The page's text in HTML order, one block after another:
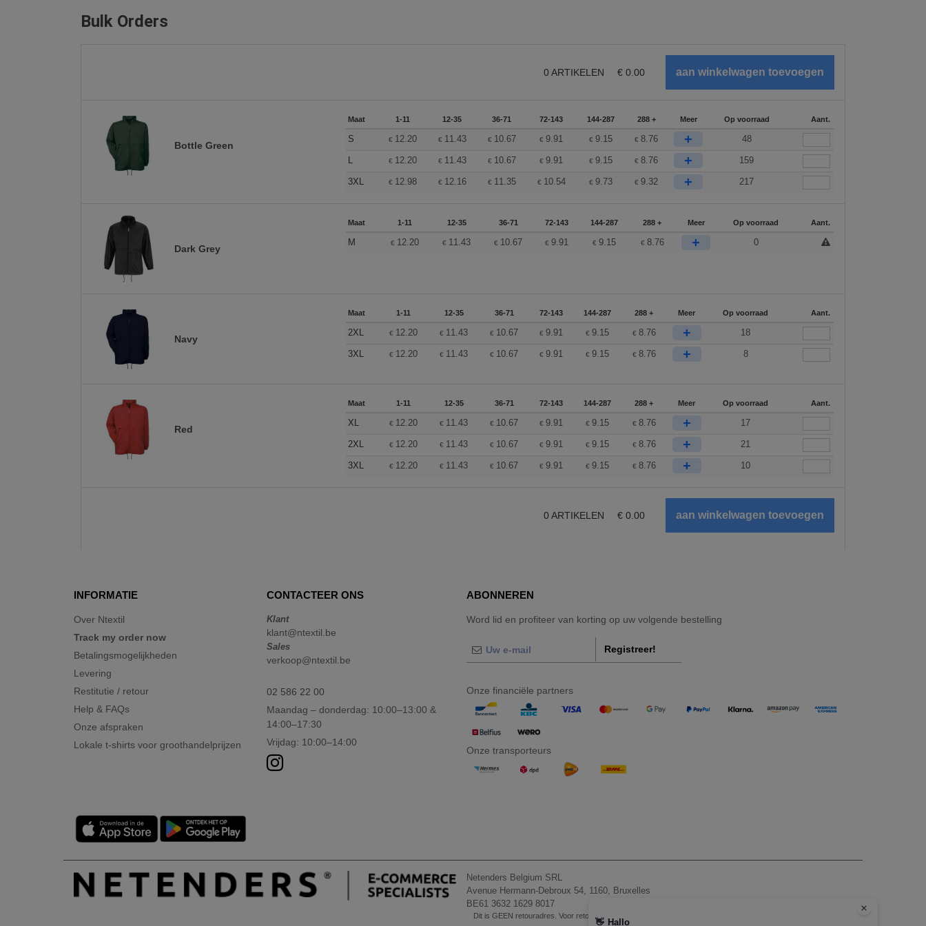
Bulk Orders
0 ARTIKELEN € 0.00
Bottle Green
Maat 1-11 12-35 36-71 72-143 144-287 288 + Meer Op voorraad Aant.
S € 12.20 € 11.43 € 10.67 €9.91 € 9.15 €8.76 + 48
L € 12.20 € 11.43 € 10.67 €9.91 € 9.15 €8.76 + 159
3XL € 12.98 € 12.16 € 11.35 € 10.54 € 9.73 €9.32 + 217
Dark Grey
Maat 1-11 12-35 36-71 72-143 144-287 288 + Meer Op voorraad Aant.
M € 12.20 € 11.43 € 10.67 € 9.91 €9.15 € 8.76 + 0
Navy
Maat 1-11 12-35 36-71 72-143 144-287 288 + Meer Op voorraad Aant.
2XL € 12.20 € 11.43 € 10.67 € 9.91 €9.15 € 8.76 + 18
3XL € 12.20 € 11.43 € 10.67 € 9.91 €9.15 € 8.76 + 8
Red
Maat 1-11 12-35 36-71 72-143 144-287 288 + Meer Op voorraad Aant.
XL € 12.20 € 11.43 € 10.67 € 9.91 €9.15 € 8.76 + 17
2XL € 12.20 € 11.43 € 10.67 € 9.91 €9.15 € 8.76 + 21
3XL € 12.20 € 11.43 € 10.67 € 9.91 €9.15 € 8.76 + 10
0 ARTIKELEN € 0.00
INFORMATIE
Over Ntextil
Track my order now
Betalingsmogelijkheden
Levering
Restitutie / retour
Help & FAQs
Onze afspraken
Lokale t-shirts voor groothandelprijzen
CONTACTEER ONS
Klant
klant@ntextil.be
Sales
verkoop@ntextil.be
02 586 22 00
Maandag – donderdag: 10:00–13:00 &
14:00–17:30
Vrijdag: 10:00–14:00
ABONNEREN
Word lid en profiteer van korting op uw volgende bestelling
Registreer!
Onze financiële partners
Onze transporteurs
Netenders Belgium SRL
Avenue Hermann-Debroux 54, 1160, Bruxelles
BE61 3632 1629 8017
Dit is GEEN retouradres. Voor retourzending, zie hier
👋 Hallo